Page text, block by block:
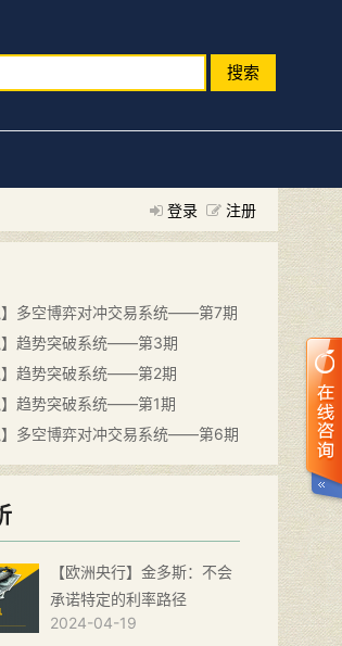
搜索
登录 注册
】多空博弈对冲交易系统——第7期
】趋势突破系统——第3期
】趋势突破系统——第2期
】趋势突破系统——第1期
】多空博弈对冲交易系统——第6期
【欧洲央行】金多斯：不会
承诺特定的利率路径
2024-04-19